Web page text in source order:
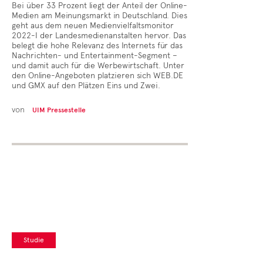
Bei über 33 Prozent liegt der Anteil der Online-
Medien am Meinungsmarkt in Deutschland. Dies
geht aus dem neuen Medienvielfaltsmonitor
2022-I der Landesmedienanstalten hervor. Das
belegt die hohe Relevanz des Internets für das
Nachrichten- und Entertainment-Segment –
und damit auch für die Werbewirtschaft. Unter
den Online-Angeboten platzieren sich WEB.DE
und GMX auf den Plätzen Eins und Zwei.
von UIM Pressestelle
Studie